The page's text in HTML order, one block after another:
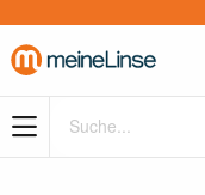
Zum Hauptinhalt